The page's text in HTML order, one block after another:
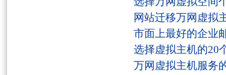
网站迁移万网虚拟
市面上最好的企业
选择虚拟主机的20
万网虚拟主机服务